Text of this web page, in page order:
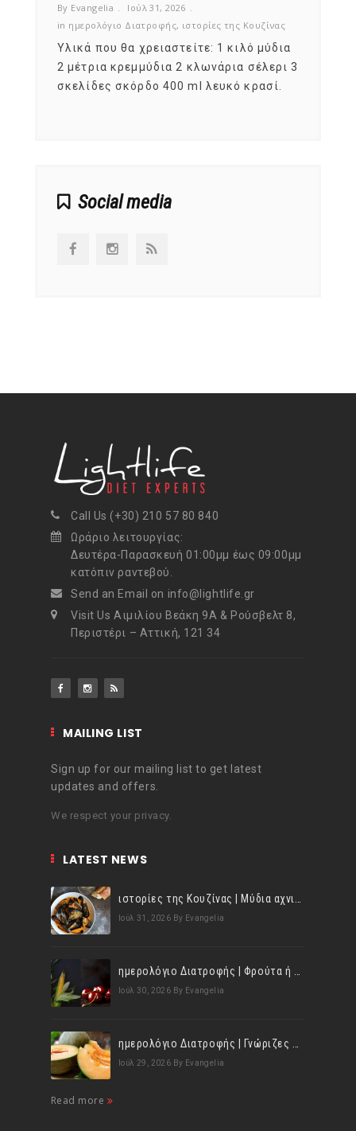
By Evangelia
Ιούλ 31, 2026
in ημερολόγιο Διατροφής, ιστορίες της Κουζίνας
Υλικά που θα χρειαστείτε: 1 κιλό μύδια
2 μέτρια κρεμμύδια 2 κλωνάρια σέλερι 3
σκελίδες σκόρδο 400 ml λευκό κρασί.
Social media
Call Us (+30) 210 57 80 840
Ωράριο λειτουργίας:
Δευτέρα-Παρασκευή 01:00μμ έως 09:00μμ
κατόπιν ραντεβού.
Send an Email on info@lightlife.gr
Visit Us Αιμιλίου Βεάκη 9Α & Ρούσβελτ 8,
Περιστέρι – Αττική, 121 34
MAILING LIST
Sign up for our mailing list to get latest
updates and offers.
We respect your privacy.
LATEST NEWS
ιστορίες της Κουζίνας | Μύδια αχνιστά σβησμένα με λευκό κρασί!
Ιούλ 31, 2026 By Evangelia
ημερολόγιο Διατροφής | Φρούτα ή λαχανικά; Γνωρίζεις τη διαφορά;
Ιούλ 30, 2026 By Evangelia
ημερολόγιο Διατροφής | Γνώριζες ότι, το πεπόνι περιέχει πολλές βιταμίνες;
Ιούλ 29, 2026 By Evangelia
Read more